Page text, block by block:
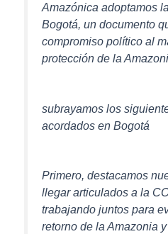
Amazónica adoptamos
Bogotá, un documento
compromiso político al
protección de la
subrayamos los
acordados en Bogotá
Primero, destacamos
llegar articulados a la
trabajando juntos para
retorno de la Amazonia